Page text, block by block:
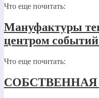
Что еще почитать:
Мануфактуры
центром
Что еще почитать: